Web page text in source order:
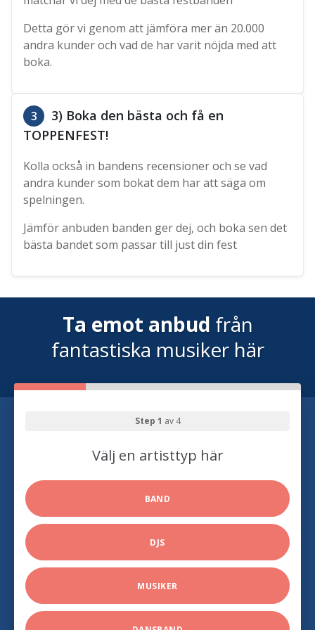
Detta gör vi genom att jämföra mer än 20.000
andra kunder och vad de har varit nöjda med att
boka.
3
3) Boka den bästa och få en
TOPPENFEST!
Kolla också in bandens recensioner och se vad
andra kunder som bokat dem har att säga om
spelningen.
Jämför anbuden banden ger dej, och boka sen det
bästa bandet som passar till just din fest
Ta emot anbud från
fantastiska musiker här
Step 1 av 4
Välj en artisttyp här
BAND
DJS
MUSIKER